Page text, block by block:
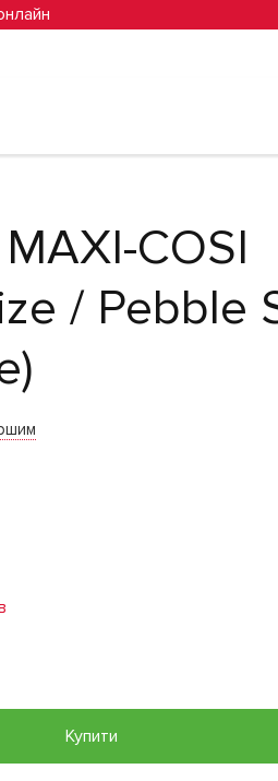
COSI
/ Pebble
Купити